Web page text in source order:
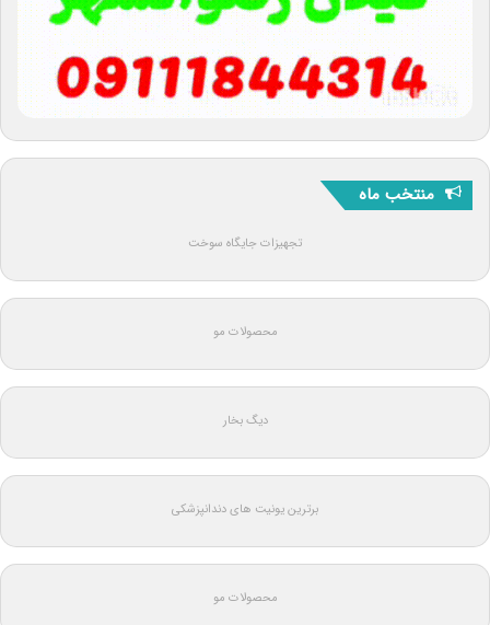
منتخب ماه
تجهیزات جایگاه سوخت
محصولات مو
دیگ بخار
برترین یونیت های دندانپزشکی
محصولات مو